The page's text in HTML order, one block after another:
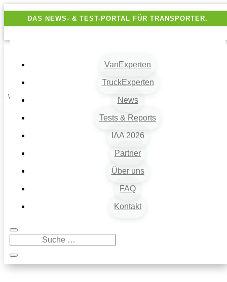
DAS NEWS- & TEST-PORTAL FÜR TRANSPORTER.
VanExperten
TruckExperten
News
Tests & Reports
IAA 2026
Partner
Über uns
FAQ
Kontakt
- Werbung -